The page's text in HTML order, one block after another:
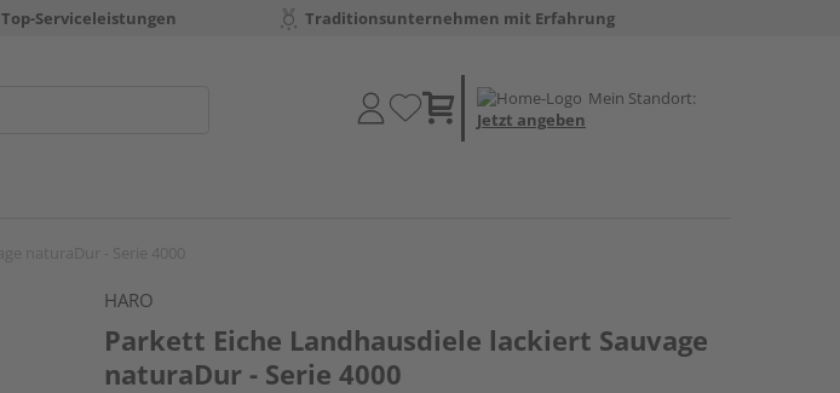
Top-Serviceleistungen Traditionsunternehmen mit Erfahrung
Mein Standort:
Jetzt angeben
HARO
Parkett Eiche Landhausdiele lackiert Sauvage
naturaDur - Serie 4000